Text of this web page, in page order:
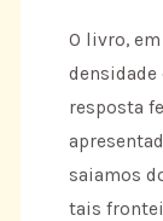
O livro,
densidade
resposta
saiamos
tais